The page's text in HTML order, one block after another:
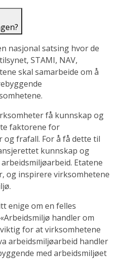
nasjonal satsing hvor de
STAMI, NAV,
skal samarbeide om å
få kunnskap og
faktorene for
frafall. For å få dette til
kunnskap og
Etatene
og inspirere virksomhetene
enige om en felles
handler om
for at virksomhetene
arbeidsmiljøarbeid handler
med arbeidsmiljøet